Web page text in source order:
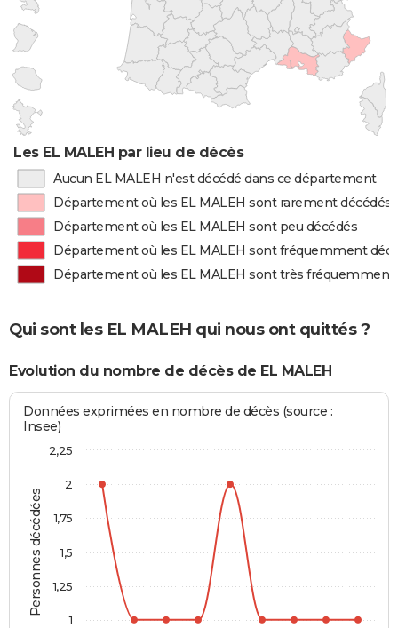
Les EL MALEH par lieu de décès
Aucun EL MALEH n'est décédé dans ce département
Département où les EL MALEH sont rarement décédés
Département où les EL MALEH sont peu décédés
Département où les EL MALEH sont fréquemment
Département où les EL MALEH sont très fréquemment
Qui sont les EL MALEH qui nous ont quittés ?
Evolution du nombre de décès de EL MALEH
Personnes décédées
Données exprimées en nombre de décès (source :
Insee)
1
1,25
1,5
1,75
2
2,25